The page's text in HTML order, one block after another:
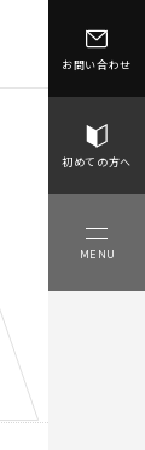
お問い合わせ
初めての方へ
MENU